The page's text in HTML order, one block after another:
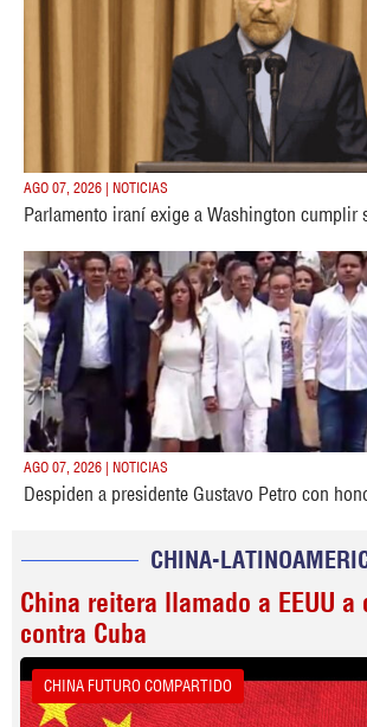
AGO 07, 2026 | NOTICIAS
Parlamento iraní exige a Washington cumplir
AGO 07, 2026 | NOTICIAS
Despiden a presidente Gustavo Petro con
CHINA-
China reitera llamado a EEUU a
contra Cuba
CHINA FUTURO COMPARTIDO